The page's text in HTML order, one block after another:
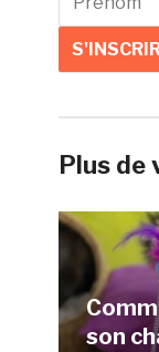
Plus de
son